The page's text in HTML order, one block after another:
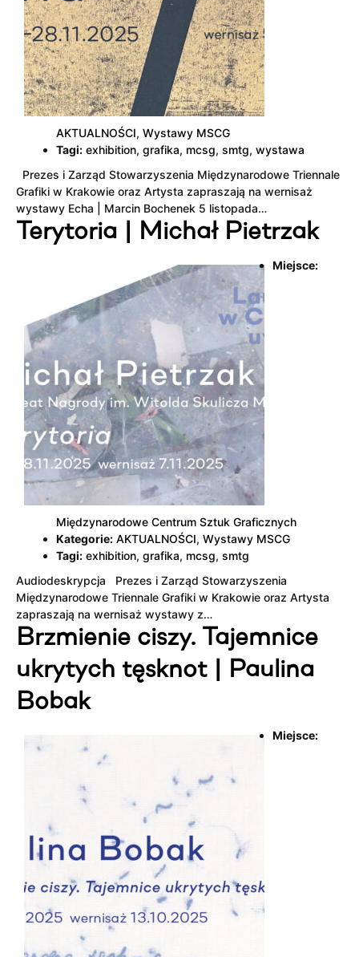
AKTUALNOŚCI, Wystawy MSCG
Tagi: exhibition, grafika, mcsg, smtg, wystawa
Prezes i Zarząd Stowarzyszenia Międzynarodowe Triennale
Grafiki w Krakowie oraz Artysta zapraszają na wernisaż
wystawy Echa | Marcin Bochenek 5 listopada…
Terytoria | Michał Pietrzak
Miejsce:
Międzynarodowe Centrum Sztuk Graficznych
Kategorie: AKTUALNOŚCI, Wystawy MSCG
Tagi: exhibition, grafika, mcsg, smtg
Audiodeskrypcja Prezes i Zarząd Stowarzyszenia
Międzynarodowe Triennale Grafiki w Krakowie oraz Artysta
zapraszają na wernisaż wystawy z…
Brzmienie ciszy. Tajemnice
ukrytych tęsknot | Paulina
Bobak
Miejsce: